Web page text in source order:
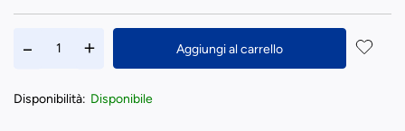
Aggiungi al carrello
Disponibilità: Disponibile